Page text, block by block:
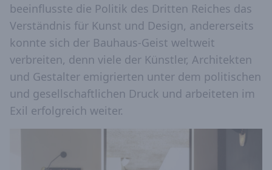
beeinflusste die Politik des Dritten Reiches das
Verständnis für Kunst und Design, andererseits
konnte sich der Bauhaus-Geist weltweit
verbreiten, denn viele der Künstler, Architekten
und Gestalter emigrierten unter dem politischen
und gesellschaftlichen Druck und arbeiteten im
Exil erfolgreich weiter.